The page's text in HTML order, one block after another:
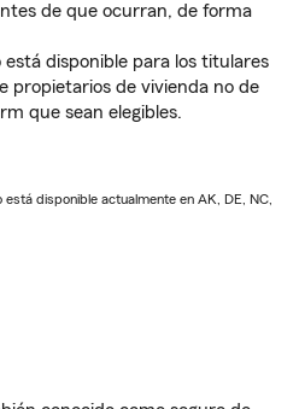
de que ocurran, de forma
está disponible para los titulares
propietarios de vivienda no de
que sean elegibles.
disponible actualmente en AK, DE, NC,